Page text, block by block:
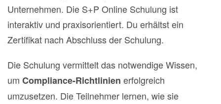
Unternehmen. Die S+P Online Schulung ist
interaktiv und praxisorientiert. Du erhältst ein
Zertifikat nach Abschluss der Schulung.
Die Schulung vermittelt das notwendige Wissen,
um Compliance-Richtlinien erfolgreich
umzusetzen. Die Teilnehmer lernen, wie sie